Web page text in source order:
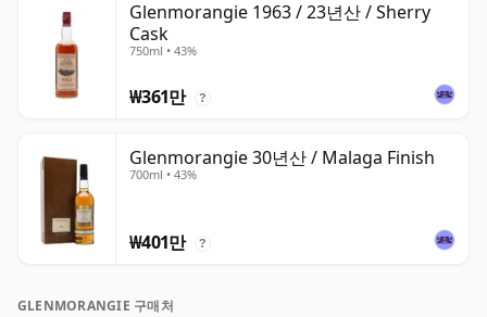
Glenmorangie 1963 / 23년산 / Sherry
Cask
750ml • 43%
₩361만 ?
Glenmorangie 30년산 / Malaga Finish
700ml • 43%
₩401만 ?
GLENMORANGIE 구매처